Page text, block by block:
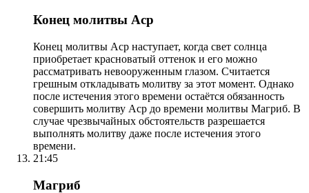
Конец молитвы Аср
Конец молитвы Аср наступает, когда свет солнца
приобретает красноватый оттенок и его можно
рассматривать невооруженным глазом. Считается
грешным откладывать молитву за этот момент. Однако
после истечения этого времени остаётся обязанность
совершить молитву Аср до времени молитвы Магриб. В
случае чрезвычайных обстоятельств разрешается
выполнять молитву даже после истечения этого
времени.
21:45
Магриб